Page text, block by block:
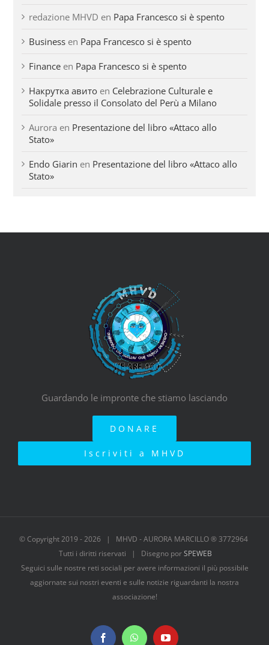
redazione MHVD en Papa Francesco si è spento
Businessen Papa Francesco si è spento
Financeen Papa Francesco si è spento
Накрутка авитоen Celebrazione Culturale e
Solidale presso il Consolato del Perù a Milano
Aurora en Presentazione del libro «Attaco allo
Stato»
Endo Giarin en Presentazione del libro «Attaco allo
Stato»
Guardando le impronte che stiamo lasciando
DONARE
Iscriviti a MHVD
© Copyright 2019 -2026 | MHVD - AURORA MARCILLO ® 3772964
Tutti i diritti riservati | Disegno porSPEWEB
Seguici sulle nostre reti sociali per avere informazioni il più possibile
aggiornate sui nostri eventi e sulle notizie riguardanti la nostra
associazione!
FacebookWhatsAppYouTube